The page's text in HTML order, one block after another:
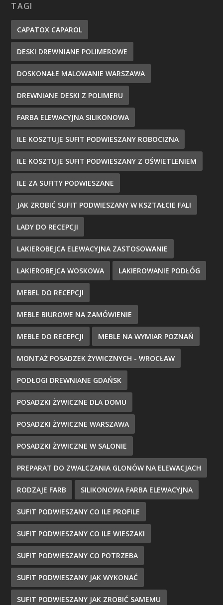
TAGI
CAPATOX CAPAROL
DESKI DREWNIANE POLIMEROWE
DOSKONAŁE MALOWANIE WARSZAWA
DREWNIANE DESKI Z POLIMERU
FARBA ELEWACYJNA SILIKONOWA
ILE KOSZTUJE SUFIT PODWIESZANY ROBOCIZNA
ILE KOSZTUJE SUFIT PODWIESZANY Z OŚWIETLENIEM
ILE ZA SUFITY PODWIESZANE
JAK ZROBIĆ SUFIT PODWIESZANY W KSZTAŁCIE FALI
LADY DO RECEPCJI
LAKIEROBEJCA ELEWACYJNA ZASTOSOWANIE
LAKIEROBEJCA WOSKOWA LAKIEROWANIE PODŁÓG
MEBEL DO RECEPCJI
MEBLE BIUROWE NA ZAMÓWIENIE
MEBLE DO RECEPCJI MEBLE NA WYMIAR POZNAŃ
MONTAŻ POSADZEK ŻYWICZNYCH - WROCŁAW
PODŁOGI DREWNIANE GDAŃSK
POSADZKI ŻYWICZNE DLA DOMU
POSADZKI ŻYWICZNE WARSZAWA
POSADZKI ŻYWICZNE W SALONIE
PREPARAT DO ZWALCZANIA GLONÓW NA ELEWACJACH
RODZAJE FARB SILIKONOWA FARBA ELEWACYJNA
SUFIT PODWIESZANY CO ILE PROFILE
SUFIT PODWIESZANY CO ILE WIESZAKI
SUFIT PODWIESZANY CO POTRZEBA
SUFIT PODWIESZANY JAK WYKONAĆ
SUFIT PODWIESZANY JAK ZROBIĆ SAMEMU